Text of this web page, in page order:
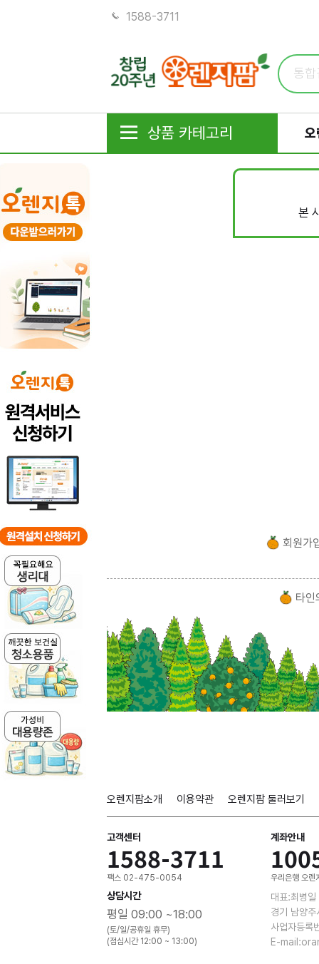
1588-3711
상품 카테고리 오
본
회원가
타인
오렌지팜소개 이용약관 오렌지팜 둘러보기
고객센터
1588-3711
팩스 02-475-0054
상담시간
평일 09:00 ~18:00
(토/일/공휴일 휴무)
(점심시간 12:00 ~ 13:00)
계좌안내
우리은행 오렌
대표:최병
경기 남양
사업자등
E-